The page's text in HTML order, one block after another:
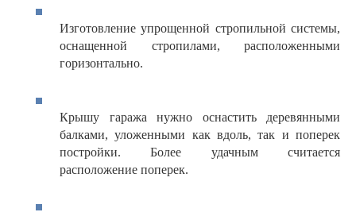
Изготовление упрощенной стропильной системы,
оснащенной стропилами, расположенными
горизонтально.
Крышу гаража нужно оснастить деревянными
балками, уложенными как вдоль, так и поперек
постройки. Более удачным считается
расположение поперек.